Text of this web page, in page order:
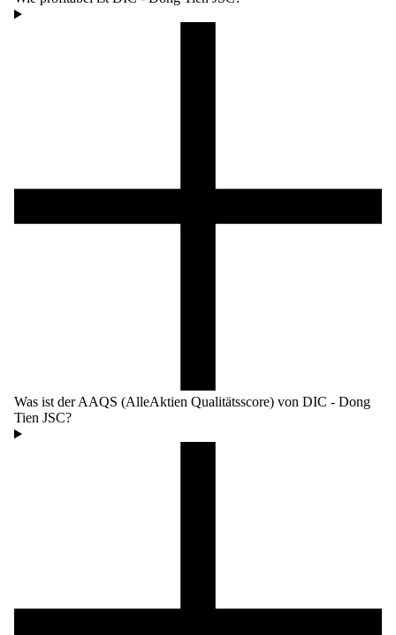
Was ist der AAQS (AlleAktien Qualitätsscore) von DIC - Dong
Tien JSC?